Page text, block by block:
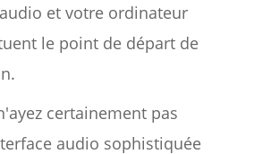
et votre ordinateur
le point de départ de
certainement pas
audio sophistiquée